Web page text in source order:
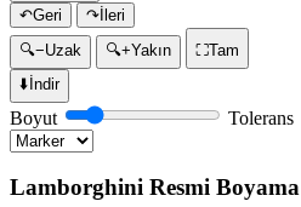
↶Geri ↷İleri
🔍−Uzak 🔍+Yakın ⛶Tam
⬇️İndir
Boyut Tolerans
Lamborghini Resmi Boyama